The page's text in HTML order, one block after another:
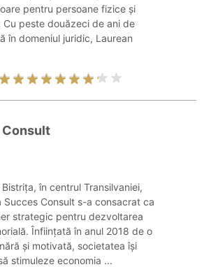
pentru persoane fizice și
Cu peste douăzeci de ani de
în domeniul juridic, Laurean
în centrul Transilvaniei,
Succes Consult s-a consacrat ca
strategic pentru dezvoltarea
Înființată în anul 2018 de o
și motivată, societatea își
stimuleze economia ...